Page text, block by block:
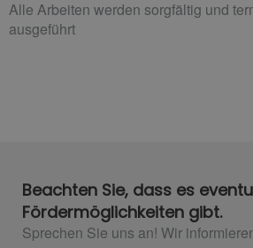
Alle Arbeiten werden sorgfältig und
ausgeführt
Beachten Sie, dass es
Fördermöglichkeiten gibt.
Sprechen Sie uns an! Wir